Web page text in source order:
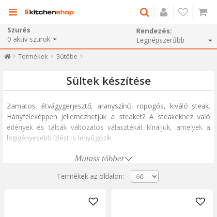
Szurés
0 aktív szurok
Rendezés:
Termékek Sütőbe
Sültek készítése
Zamatos, étvágygerjesztő, aranyszínű, ropogós, kiváló steak.
Hányféleképpen jellemezhetjük a steaket? A steakekhez való
edények és tálcák változatos választékát kínáljuk, amelyek a
legigényesebb ízlést is lenyűgözik.
mint egy egész csirke, ropogós és aranyszínű. A kivételes
eredmények érdekében használjon főzőedényt a baromfihús
sütéséhez vagy egy tartót a baromfihús sütőben való sütéséhez,
amely különleges megjelenést biztosít. Azoknak a szakácsoknak,
akik hűek maradnak a marha- és sertéspecsenyéhez, legalább
Mutass többet
Termékek az oldalon: